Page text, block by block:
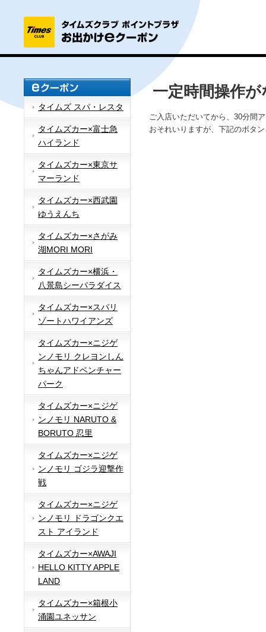
タイムズ スパ・レスタ
タイムズカー×富士急
ハイランド
タイムズカー×東京サ
マーランド
タイムズカー×西武園
ゆうえんち
タイムズカー×さがみ
湖MORI MORI
タイムズカー×横浜・
八景島シーパラダイス
タイムズカー×スパリ
ゾートハワイアンズ
タイムズカー×ニジゲ
ンノモリ クレヨンしん
ちゃんアドベンチャー
パーク
タイムズカー×ニジゲ
ンノモリ NARUTO &
BORUTO 忍里
タイムズカー×ニジゲ
ンノモリ ゴジラ迎撃作
戦
タイムズカー×ニジゲ
ンノモリ ドラゴンクエ
スト アイランド
タイムズカー×AWAJI
HELLO KITTY APPLE
LAND
タイムズカー×箱根小
涌園ユネッサン
一定時間操作
ご入店いただいてから、30分間
おそれいりますが、下記のボタ